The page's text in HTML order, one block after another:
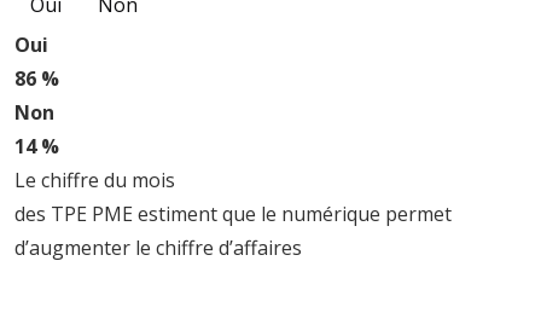
Oui
86 %
Non
14 %
Le chiffre du mois
des TPE PME estiment que le numérique permet
d’augmenter le chiffre d’affaires